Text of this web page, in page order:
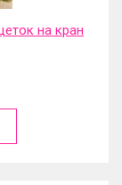
на кран